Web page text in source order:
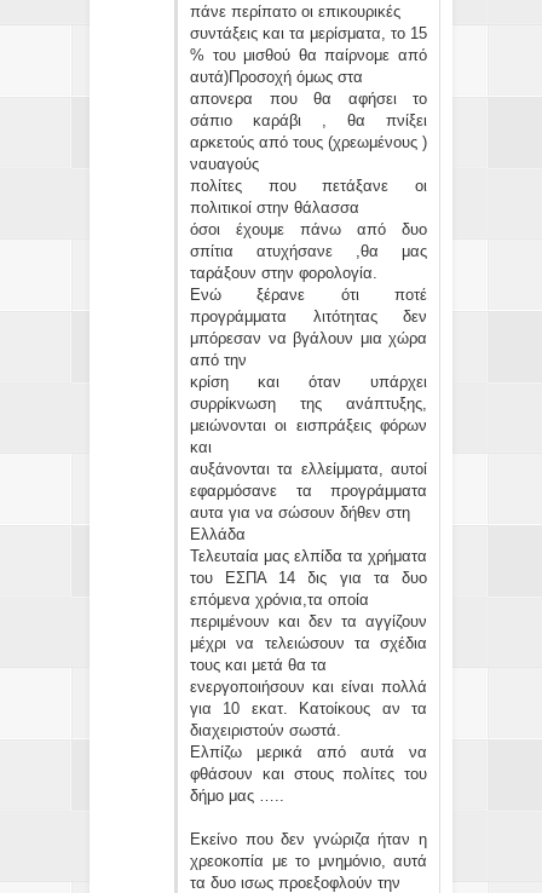
πάνε περίπατο οι επικουρικές
συντάξεις και τα μερίσματα, το 15
% του μισθού θα παίρνομε από
αυτά)Προσοχή όμως στα
απονερα που θα αφήσει το
σάπιο καράβι , θα πνίξει
αρκετούς από τους (χρεωμένους )
ναυαγούς
πολίτες που πετάξανε οι
πολιτικοί στην θάλασσα
όσοι έχουμε πάνω από δυο
σπίτια ατυχήσανε ,θα μας
ταράξουν στην φορολογία.
Ενώ ξέρανε ότι ποτέ
προγράμματα λιτότητας δεν
μπόρεσαν να βγάλουν μια χώρα
από την
κρίση και όταν υπάρχει
συρρίκνωση της ανάπτυξης,
μειώνονται οι εισπράξεις φόρων
και
αυξάνονται τα ελλείμματα, αυτοί
εφαρμόσανε τα προγράμματα
αυτα για να σώσουν δήθεν στη
Ελλάδα
Τελευταία μας ελπίδα τα χρήματα
του ΕΣΠΑ 14 δις για τα δυο
επόμενα χρόνια,τα οποία
περιμένουν και δεν τα αγγίζουν
μέχρι να τελειώσουν τα σχέδια
τους και μετά θα τα
ενεργοποιήσουν και είναι πολλά
για 10 εκατ. Κατοίκους αν τα
διαχειριστούν σωστά.
Ελπίζω μερικά από αυτά να
φθάσουν και στους πολίτες του
δήμο μας …..
Εκείνο που δεν γνώριζα ήταν η
χρεοκοπία με το μνημόνιο, αυτά
τα δυο ισως προεξοφλούν την